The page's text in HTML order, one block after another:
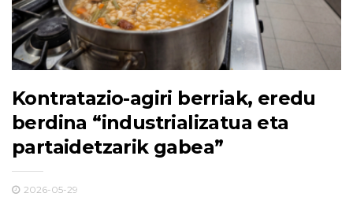
Kontratazio-agiri berriak, eredu
berdina “industrializatua eta
partaidetzarik gabea”
2026-05-29